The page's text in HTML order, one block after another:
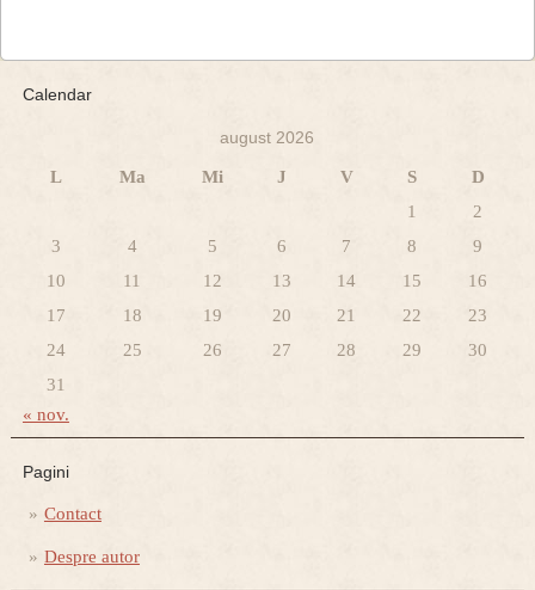
Calendar
august 2026
L Ma Mi J V S
D
1
2
3
4 5 6 7 8
9
10
11 12 13 14 15
16
17
18 19 20 21 22
23
24
25 26 27 28 29
30
31
« nov.
Pagini
Contact
Despre autor